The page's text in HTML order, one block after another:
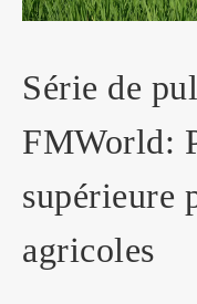
Série de
FMWorld:
supérieure
agricoles